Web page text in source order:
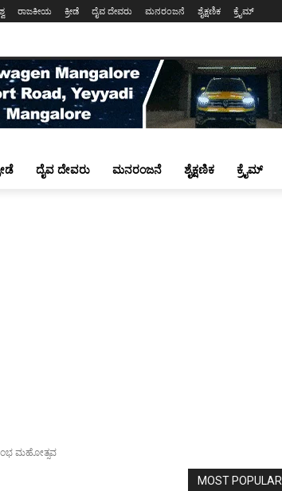
ರಾಜಕೀಯ ಕ್ರೀಡೆ ದೈವ ದೇವರು ಮನರಂಜನೆ ಶೈಕ್ಷಣಿಕ ಕ್ರೈಮ್
ದೈವ ದೇವರು ಮನರಂಜನೆ ಶೈಕ್ಷಣಿಕ ಕ್ರೈಮ್
ಮಹೋತ್ಸವ
MOST POPULAR